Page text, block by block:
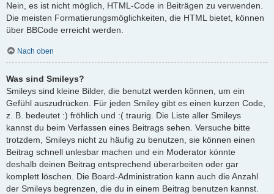
Nein, es ist nicht möglich, HTML-Code in Beiträgen zu verwenden.
Die meisten Formatierungsmöglichkeiten, die HTML bietet, können
über BBCode erreicht werden.
Nach oben
Was sind Smileys?
Smileys sind kleine Bilder, die benutzt werden können, um ein
Gefühl auszudrücken. Für jeden Smiley gibt es einen kurzen Code,
z. B. bedeutet :) fröhlich und :( traurig. Die Liste aller Smileys
kannst du beim Verfassen eines Beitrags sehen. Versuche bitte
trotzdem, Smileys nicht zu häufig zu benutzen, sie können einen
Beitrag schnell unlesbar machen und ein Moderator könnte
deshalb deinen Beitrag entsprechend überarbeiten oder gar
komplett löschen. Die Board-Administration kann auch die Anzahl
der Smileys begrenzen, die du in einem Beitrag benutzen kannst.